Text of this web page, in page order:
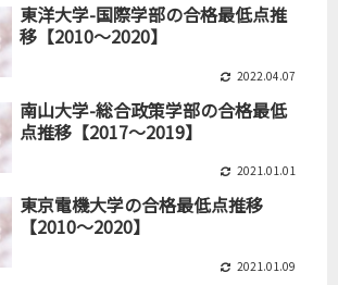
東洋大学-国際学部の合格最低点推
移【2010～2020】
2022.04.07
南山大学-総合政策学部の合格最低
点推移【2017～2019】
2021.01.01
東京電機大学の合格最低点推移
【2010～2020】
2021.01.09